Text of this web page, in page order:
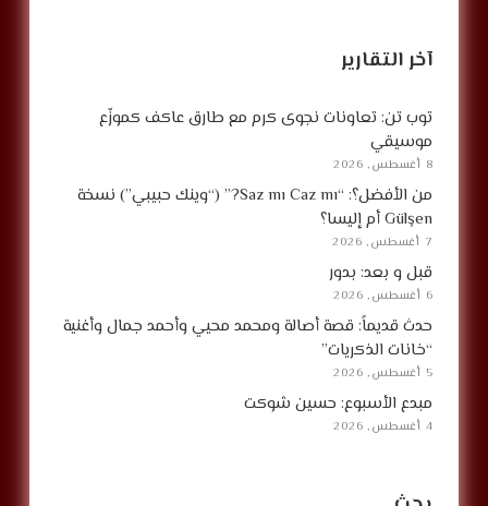
آخر التقارير
توب تن: تعاونات نجوى كرم مع طارق عاكف كموزّع
موسيقي
8 أغسطس, 2026
من الأفضل؟: “Saz mı Caz mı?” (“وينك حبيبي”) نسخة
Gülşen أم إليسا؟
7 أغسطس, 2026
قبل و بعد: بدور
6 أغسطس, 2026
حدث قديماً: قصة أصالة ومحمد محيي وأحمد جمال وأغنية
“خانات الذكريات”
5 أغسطس, 2026
مبدع الأسبوع: حسين شوكت
4 أغسطس, 2026